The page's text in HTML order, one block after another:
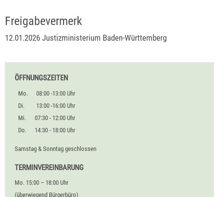
Freigabevermerk
12.01.2026 Justizministerium Baden-Württemberg
ÖFFNUNGSZEITEN
Mo.
08:00 -13:00 Uhr
Di.
13:00 -16:00 Uhr
Mi.
07:30 - 12:00 Uhr
Do.
14:30 - 18:00 Uhr
Samstag & Sonntag geschlossen
TERMINVEREINBARUNG
Mo. 15:00 – 18:00 Uhr
(überwiegend Bürgerbüro)